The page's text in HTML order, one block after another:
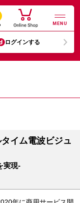
MENU
ログインする
イム電波ビジュ
実現-